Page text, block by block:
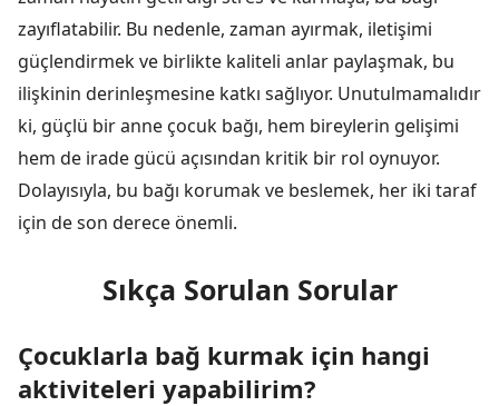
zayıflatabilir. Bu nedenle, zaman ayırmak, iletişimi
güçlendirmek ve birlikte kaliteli anlar paylaşmak, bu
ilişkinin derinleşmesine katkı sağlıyor. Unutulmamalıdır
ki, güçlü bir anne çocuk bağı, hem bireylerin gelişimi
hem de irade gücü açısından kritik bir rol oynuyor.
Dolayısıyla, bu bağı korumak ve beslemek, her iki taraf
için de son derece önemli.
Sıkça Sorulan Sorular
Çocuklarla bağ kurmak için hangi
aktiviteleri yapabilirim?